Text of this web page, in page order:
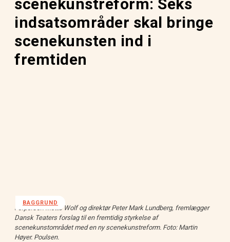
scenekunstreform: Seks
indsatsområder skal bringe
scenekunsten ind i
fremtiden
BAGGRUND
Forperson Mette Wolf og direktør Peter Mark Lundberg, fremlægger
Dansk Teaters forslag til en fremtidig styrkelse af
scenekunstområdet med en ny scenekunstreform. Foto: Martin
Høyer. Poulsen.